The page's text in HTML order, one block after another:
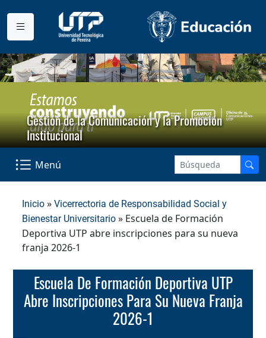
Gestión de la Comunicación y la Promoción
Institucional
Menú
Inicio » Vicerrectoria de Responsabilidad Social y
Bienestar Universitario » Escuela de Formación
Deportiva UTP abre inscripciones para su nueva
franja 2026-1
Escuela De Formación Deportiva UTP
Abre Inscripciones Para Su Nueva Franja
2026-1